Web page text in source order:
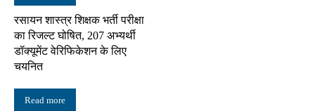
रसायन शास्त्र शिक्षक भर्ती परीक्षा
का रिजल्ट घोषित, 207 अभ्यर्थी
डॉक्यूमेंट वेरिफिकेशन के लिए
चयनित
Read more